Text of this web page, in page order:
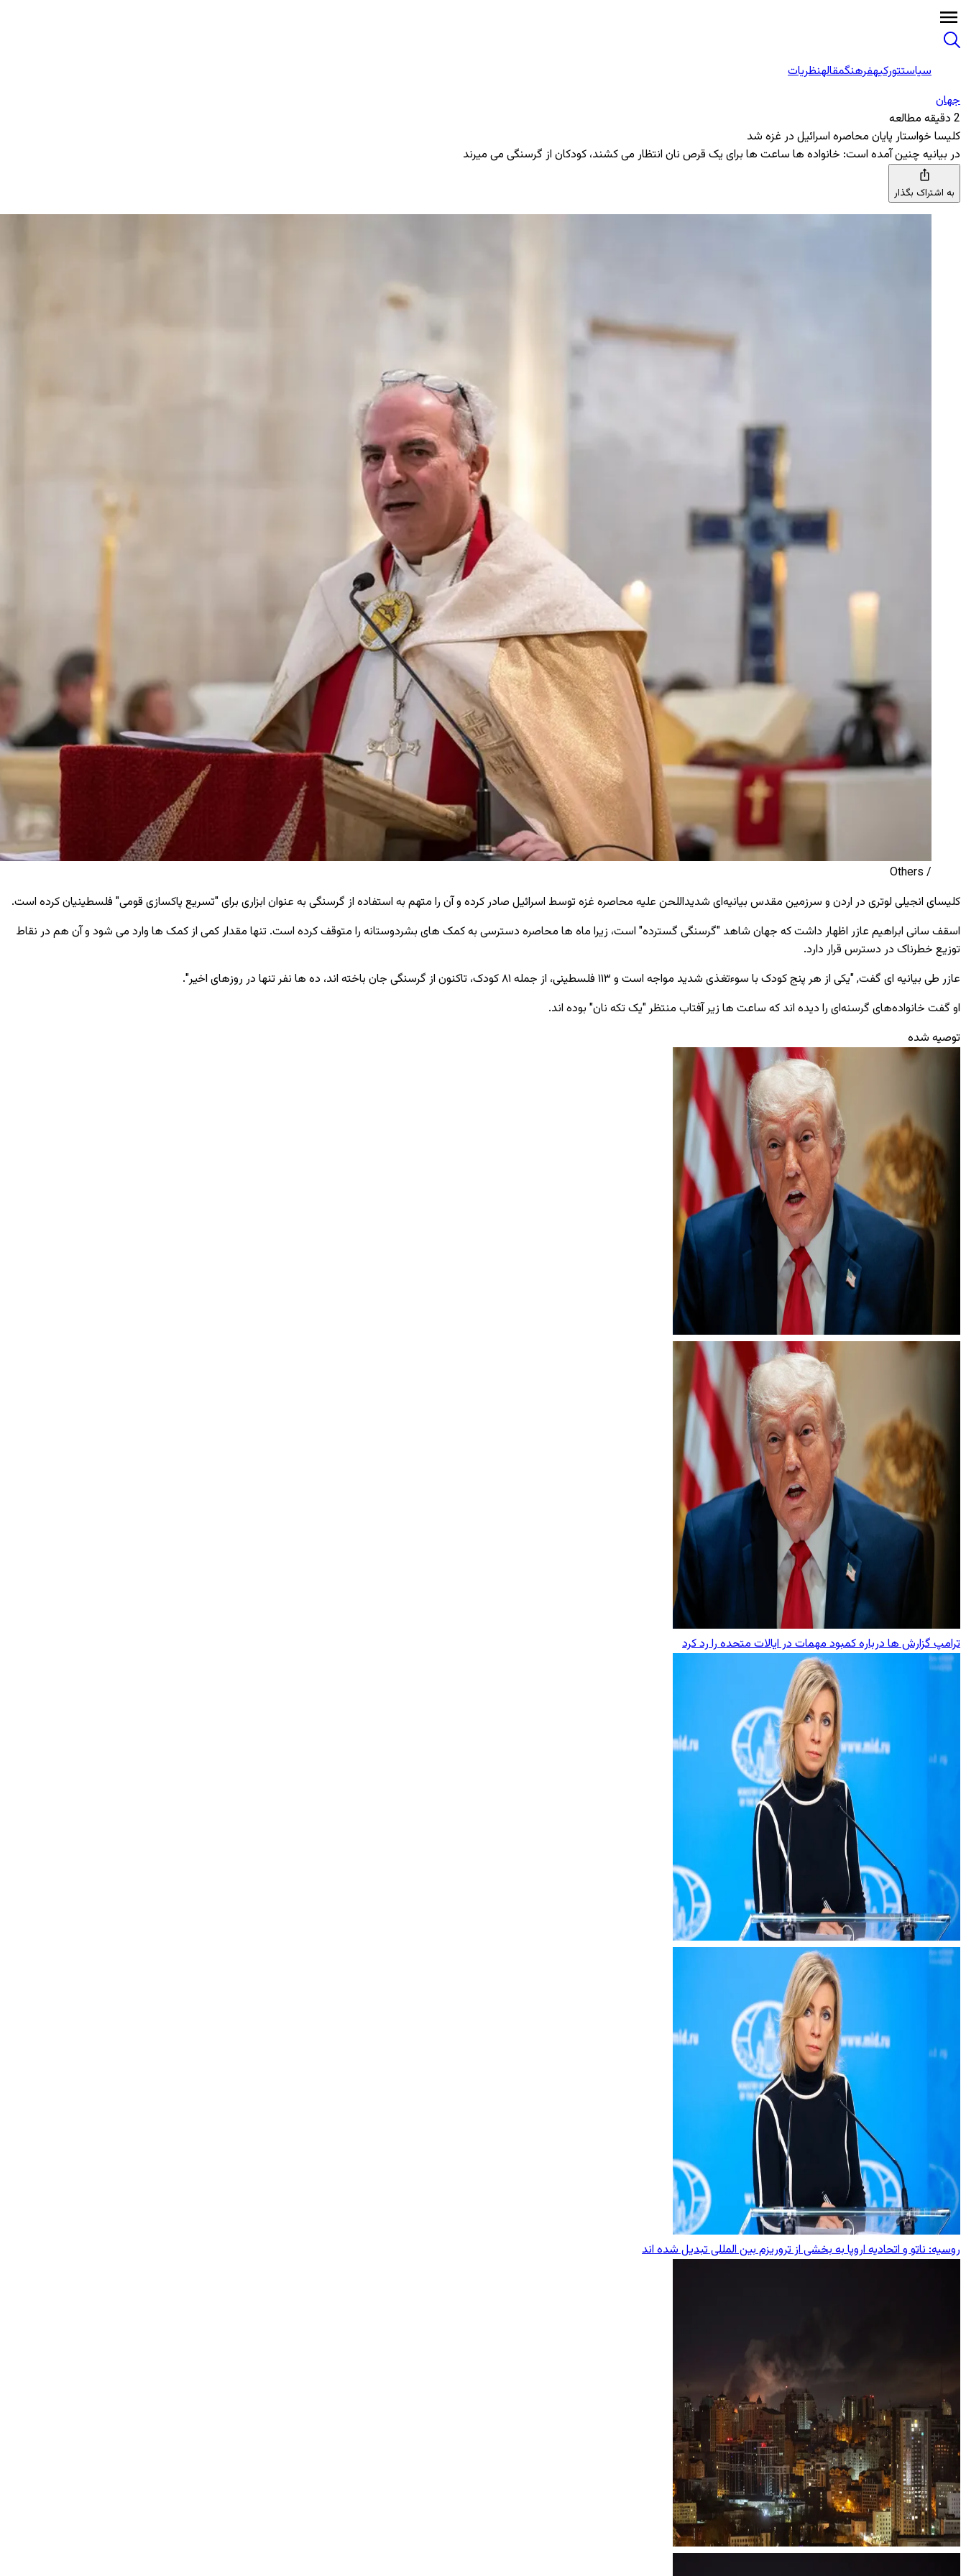
سیاستتورکیهفرهنگمقالهنظریات
جهان
2 دقیقه مطالعه
کلیسا خواستار پایان محاصره اسرائیل در غزه شد
در بیانیه چنین آمده است: خانواده‌ ها ساعت ‌ها برای یک قرص نان انتظار می ‌کشند، کودکان از گرسنگی می ‌میرند
به اشتراک بگذار
/ Others
کلیسای انجیلی لوتری در اردن و سرزمین مقدس بیانیه‌ای شدیداللحن علیه محاصره غزه توسط اسرائیل صادر کرده و آن را متهم به استفاده از گرسنگی به عنوان ابزاری برای "تسریع پاکسازی قومی" فلسطینیان کرده است.
اسقف سانی ابراهیم عازر اظهار داشت که جهان شاهد "گرسنگی گسترده" است، زیرا ماه‌ ها محاصره دسترسی به کمک های بشردوستانه را متوقف کرده است. تنها مقدار کمی از کمک ‌ها وارد می ‌شود و آن هم در نقاط
توزیع خطرناک در دسترس قرار دارد.
عازر طی بیانیه ای گفت, "یکی از هر پنج کودک با سوءتغذی شدید مواجه است و ۱۱۳ فلسطینی، از جمله ۸۱کودک، تاکنون از گرسنگی جان باخته ‌اند، ده‌ ها نفر تنها در روزهای اخیر".
او گفت خانواده‌های گرسنه‌ای را دیده‌ اند که ساعت‌ ها زیر آفتاب منتظر "یک تکه نان" بوده‌ اند.
توصیه شده
ترامپ گزارش‌ ها درباره کمبود مهمات در ایالات متحده را رد کرد
روسیه: ناتو و اتحادیه اروپا به بخشی از تروریزم بین ‌المللی تبدیل شده‌ اند